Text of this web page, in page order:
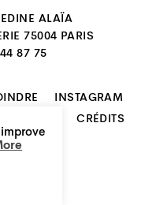
ALAÏA
75004 PARIS
87 75
INSTAGRAM
CRÉDITS